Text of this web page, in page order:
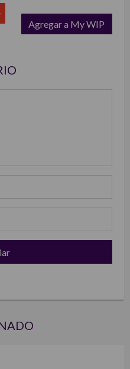
Agregar a My WIP